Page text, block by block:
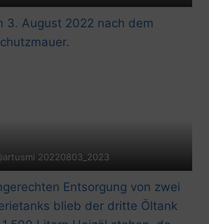
20220803_2023